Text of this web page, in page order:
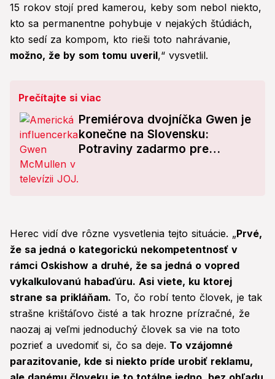
15 rokov stojí pred kamerou, keby som nebol niekto,
kto sa permanentne pohybuje v nejakých štúdiách,
kto sedí za kompom, kto rieši toto nahrávanie,
možno, že by som tomu uveril,“ vysvetlil.
Prečítajte si viac
Premiérova dvojníčka Gwen je
konečne na Slovensku:
Potraviny zadarmo pre
Herec vidí dve rôzne vysvetlenia tejto situácie. „Prvé,
že sa jedná o kategorickú nekompetentnosť v
rámci Oskishow a druhé, že sa jedná o vopred
vykalkulovanú habaďúru. Asi viete, ku ktorej
strane sa prikláňam. To, čo robí tento človek, je tak
strašne krištáľovo čisté a tak hrozne prízračné, že
naozaj aj veľmi jednoduchý človek sa vie na toto
pozrieť a uvedomiť si, čo sa deje. To vzájomné
parazitovanie, kde si niekto príde urobiť reklamu,